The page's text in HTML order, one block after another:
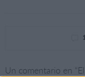
Un comentario en “